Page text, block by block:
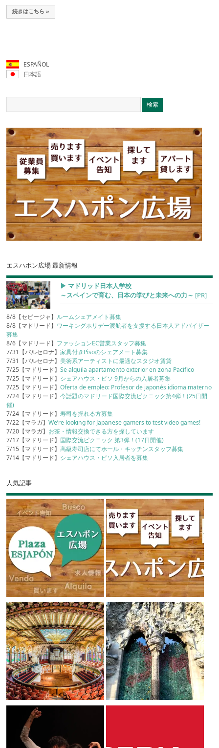
続きはこちら »
ESPAÑOL
日本語
エスハポン広場 最新情報
▶︎ マドリッド日本人学校
～スペインで育む、日本の学びと未来への力～ [PR]
8/8【セビージャ】ルームシェアメイト募集
8/8【マドリード】 ワーキングホリデー渡航者を支援する日本人アドバイザー
募集
8/6【マドリード】 ファッションEC営業スタッフ募集
7/31【バルセロナ】家具付きPisoのシェアメート募集
7/31【バルセロナ】美術系アーティストに最適なスタジオ賃貸
7/25【マドリード】Se alquila apartamento exterior en zona Pacifico
7/25【マドリード】 シェアハウス・ピソ 9月からの入居者募集
7/25【マドリード】Oferta de empleo: Profesor de japonés idioma materno
7/24【マドリード】今話題のマドリード国際交流ピクニック第4弾！(25日開
催)
7/24【マドリード】寿司を握れる方募集
7/22【マラガ】We’re looking for Japanese gamers to test video games!
7/20【マラガ】 お茶・情報交換できる方を探しています
7/17【マドリード】 国際交流ピクニック 第3弾！(17日開催)
7/15【マドリード】高級寿司店にてホール・キッチンスタッフ募集
7/14【マドリード】 シェアハウス・ピソ入居者を募集
人気記事